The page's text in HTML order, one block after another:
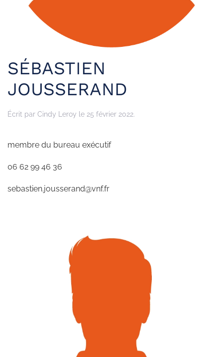
SÉBASTIEN
JOUSSERAND
Écrit par Cindy Leroy le 25 février 2022.
membre du bureau exécutif
06 62 99 46 36
sebastien.jousserand@vnf.fr